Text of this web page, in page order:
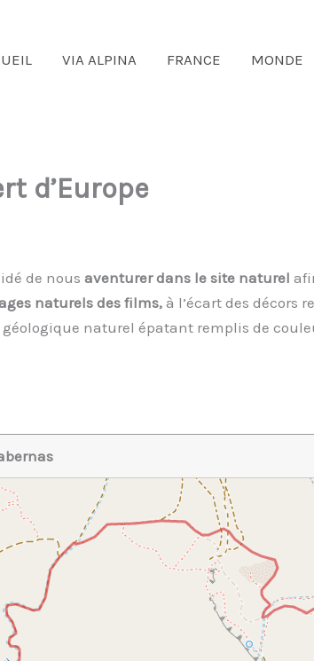
VIA ALPINA FRANCE MONDE
d’Europe
de nous aventurer dans le site naturel
naturels des films, à l’écart des décors
naturel épatant remplis de